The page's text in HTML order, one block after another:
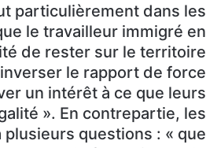
particulièrement dans les
le travailleur immigré en
de rester sur le territoire
le rapport de force
un intérêt à ce que leurs
». En contrepartie, les
questions : « que